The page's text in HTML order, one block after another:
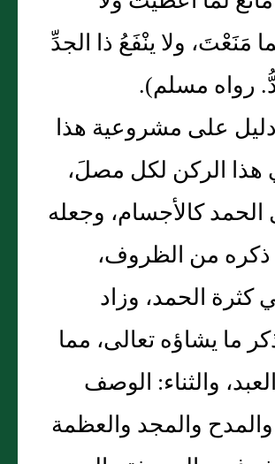
مَنَعْتَ، ولا ينْفَعُ ذا الجدِّ
رواه مسلم).
على مشروعية هذا
هذا الركن لكل مصلَ،
كالأجسام، وجعله
ذكره من الظروف،
كثرة الحمد، وزاد
ما يشاؤه تعالى، مما
والثناء: الوصف
والمجد والعظمة